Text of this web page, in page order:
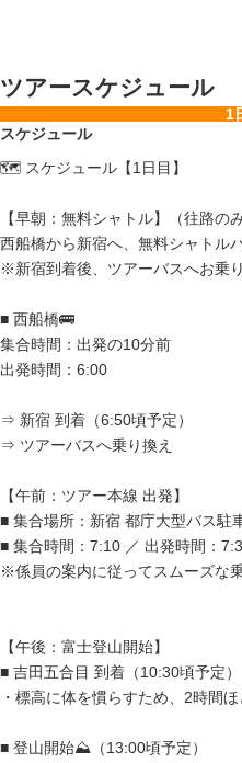
ツアースケジュール
1
スケジュール
🗺️ スケジュール【1日目】
【早朝：無料シャトル】（往路の
西船橋から新宿へ、無料シャトル
※新宿到着後、ツアーバスへお乗
■ 西船橋🚌
集合時間：出発の10分前
出発時間：6:00
⇒ 新宿 到着（6:50頃予定）
⇒ ツアーバスへ乗り換え
【午前：ツアー本線 出発】
■ 集合場所：新宿 都庁大型バス駐
■ 集合時間：7:10 ／ 出発時間：
※係員の案内に従ってスムーズな
【午後：富士登山開始】
■ 吉田五合目 到着（10:30頃予定）
・標高に体を慣らすため、2時間
■ 登山開始⛰️（13:00頃予定）